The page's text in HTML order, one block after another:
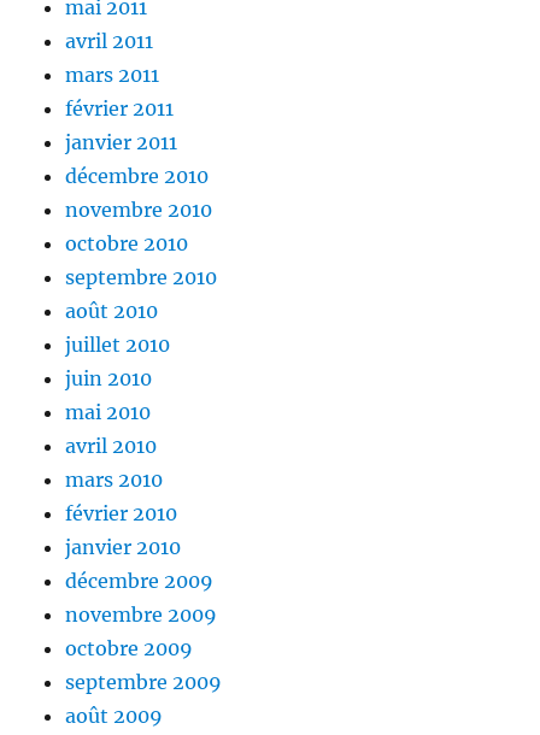
mai 2011
avril 2011
mars 2011
février 2011
janvier 2011
décembre 2010
novembre 2010
octobre 2010
septembre 2010
août 2010
juillet 2010
juin 2010
mai 2010
avril 2010
mars 2010
février 2010
janvier 2010
décembre 2009
novembre 2009
octobre 2009
septembre 2009
août 2009